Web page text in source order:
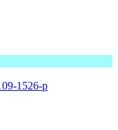
1526-p